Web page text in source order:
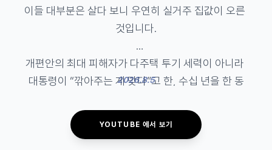
이들 대부분은 살다 보니 우연히 실거주 집값이 오른
것입니다.
개편안의 최대 피해자가 다주택 투기 세력이 아니라
대통령이 “깎아주는 게 맞다”고 한, 수십 년을 한 동
강남 등 고가주택 밀집 지역에 집 한 채를 가진 연금
2026.8.5
YOUTUBE 에서 보기